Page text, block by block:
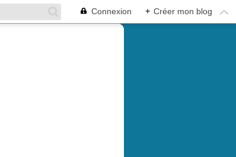
Connexion + Créer mon blog